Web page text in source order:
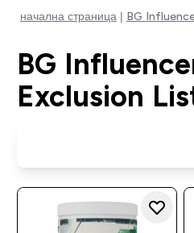
начална страница BG
BG
Exclusion